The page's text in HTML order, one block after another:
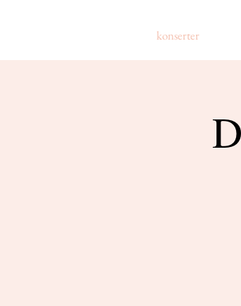
konserter